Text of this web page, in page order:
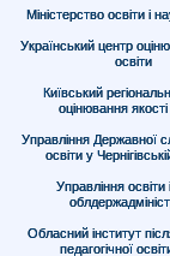
Міністерство освіти і
Український центр
освіти
Київський
оцінювання якості
Управління Державної
освіти у
Управління освіти
Обласний інститут
педагогічної